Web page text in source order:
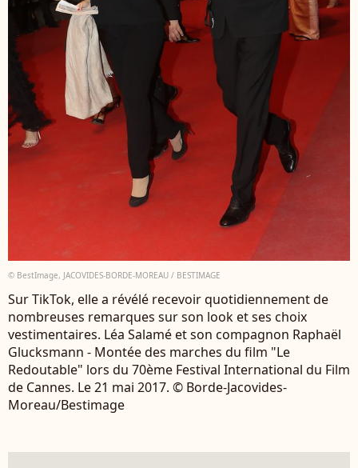
© BestImage, JACOVIDES-BORDE-MOREAU / BESTIMAGE
Sur TikTok, elle a révélé recevoir quotidiennement de
nombreuses remarques sur son look et ses choix
vestimentaires. Léa Salamé et son compagnon Raphaël
Glucksmann - Montée des marches du film "Le
Redoutable" lors du 70ème Festival International du Film
de Cannes. Le 21 mai 2017. © Borde-Jacovides-
Moreau/Bestimage